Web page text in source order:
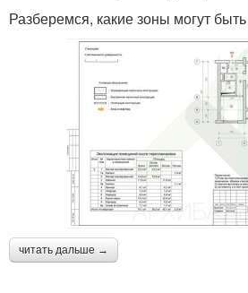
Разберемся, какие зоны могут
читать дальше →